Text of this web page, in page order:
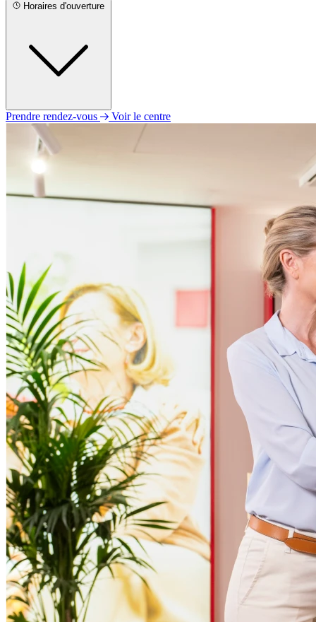
Horaires d'ouverture
Lundi
09h00 - 12h30
14h00 - 18h00
09h00 - 12h30
14h00 - 18h00
14h00 - 18h00
Vendredi
09h00 - 12h30
14h00 - 18h00
Samedi
Fermé
Dimanche
Fermé
Prendre rendez-vous Voir le centre